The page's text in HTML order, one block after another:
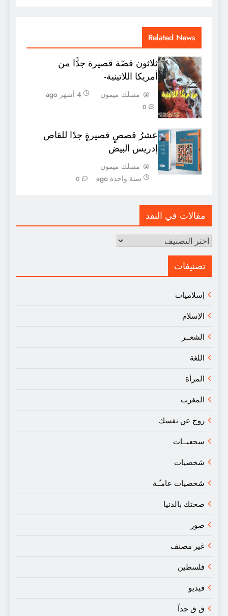
Related News
ثلاثون قصّة قصيرة جدًّا من
أمريكا اللاتينية-
مسلك ميمون 4 أشهر ago
0
عشرُ قصصٍ قصيرةٍ جدًا للقاص
إدريس البيض
مسلك ميمون
سنة واحدة ago
0
مقالات في النقد
مقالات
النقد
تصنيفات
إسلاميات
الإسلام
الشعــر
اللغة
المرأة
المغرب
روح عن نفسك
سجعيــات
شخصيات
شخصيات عامـّـة
صحتك بالدنيا
صور
غير مصنف
فلسطين
فيديو
ق ق جداً